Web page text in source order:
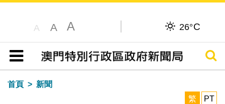
A A A 26°C
目錄
搜尋
首頁
新聞
繁
PT